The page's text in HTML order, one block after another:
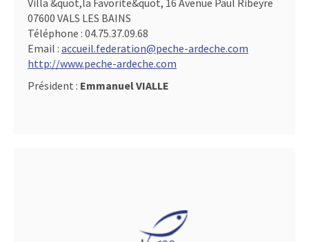
Villa &quot,la Favorite&quot, 16 Avenue Paul Ribeyre
07600 VALS LES BAINS
Téléphone : 04.75.37.09.68
Email : accueil.federation@peche-ardeche.com
http://www.peche-ardeche.com
Président : Emmanuel VIALLE